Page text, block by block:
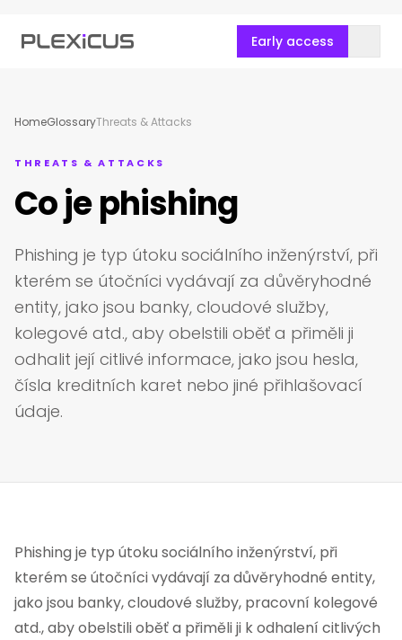
Early access
HomeGlossaryThreats & Attacks
THREATS & ATTACKS
Co je phishing
Phishing je typ útoku sociálního inženýrství, při
kterém se útočníci vydávají za důvěryhodné
entity, jako jsou banky, cloudové služby,
kolegové atd., aby obelstili oběť a přiměli ji
odhalit její citlivé informace, jako jsou hesla,
čísla kreditních karet nebo jiné přihlašovací
údaje.
Phishing je typ útoku sociálního inženýrství, při
kterém se útočníci vydávají za důvěryhodné entity,
jako jsou banky, cloudové služby, pracovní kolegové
atd., aby obelstili oběť a přiměli ji k odhalení citlivých